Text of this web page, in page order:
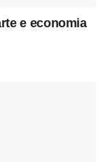
e economia